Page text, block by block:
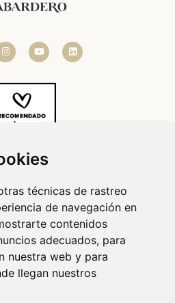
técnicas de rastreo
de navegación en
contenidos
adecuados, para
nuestra web y para
llegan nuestros
DEL ÁLAMO.